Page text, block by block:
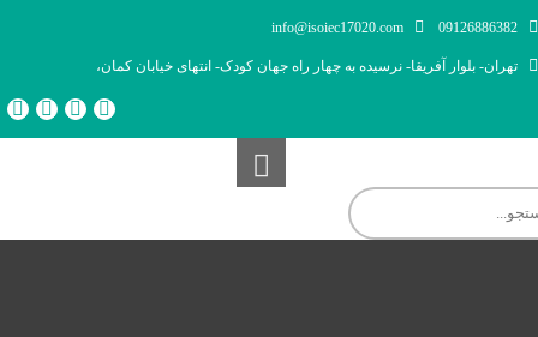
09126886382
info@isoiec17020.com
تهران- بلوار آفریقا- نرسیده به چهار راه جهان کودک- انتهای خیابان کمان،